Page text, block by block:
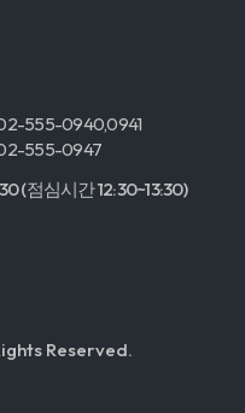
555-0940,0941
555-0947
(점심시간 12:30~13:30)
Reserved.